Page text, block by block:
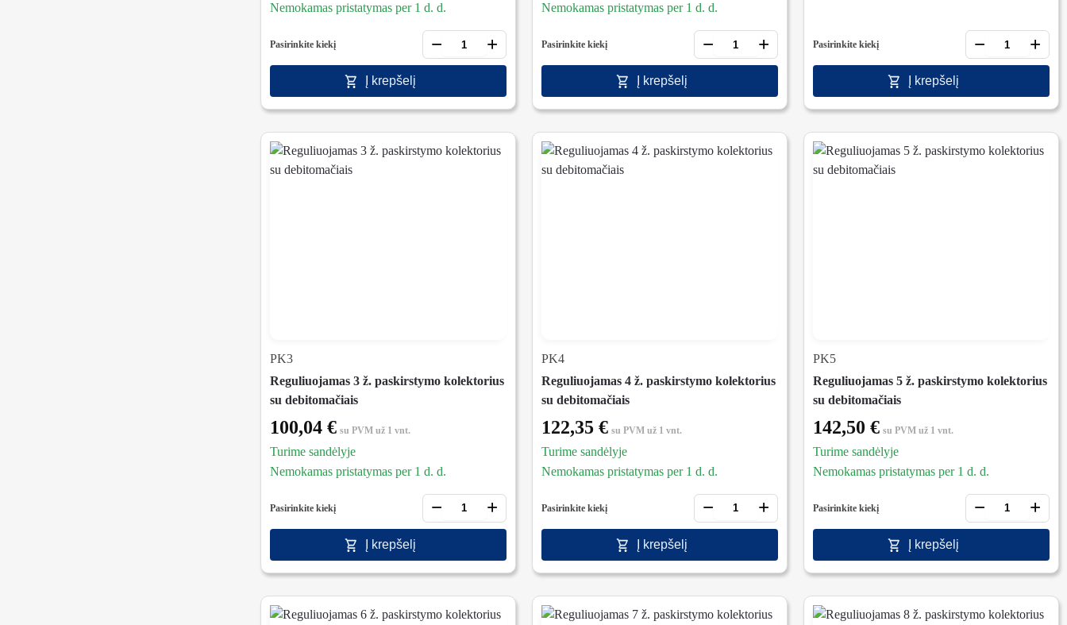
Nemokamas pristatymas per 1 d. d.
Pasirinkite kiekį − +
Į krepšelį
Nemokamas pristatymas per 1 d. d.
Pasirinkite kiekį − +
Į krepšelį
Pasirinkite kiekį − +
Į krepšelį
PK3
Reguliuojamas 3 ž. paskirstymo kolektorius
su debitomačiais
100,04 € su PVMuž 1 vnt.
Turime sandėlyje
Nemokamas pristatymas per 1 d. d.
Pasirinkite kiekį − +
Į krepšelį
PK4
Reguliuojamas 4 ž. paskirstymo kolektorius
su debitomačiais
122,35 € su PVMuž 1 vnt.
Turime sandėlyje
Nemokamas pristatymas per 1 d. d.
Pasirinkite kiekį − +
Į krepšelį
PK5
Reguliuojamas 5 ž. paskirstymo kolektorius
su debitomačiais
142,50 € su PVMuž 1 vnt.
Turime sandėlyje
Nemokamas pristatymas per 1 d. d.
Pasirinkite kiekį − +
Į krepšelį